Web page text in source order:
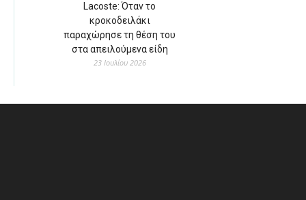
Lacoste: Όταν το
κροκοδειλάκι
παραχώρησε τη θέση του
στα απειλούμενα είδη
23 Ιουλίου 2026